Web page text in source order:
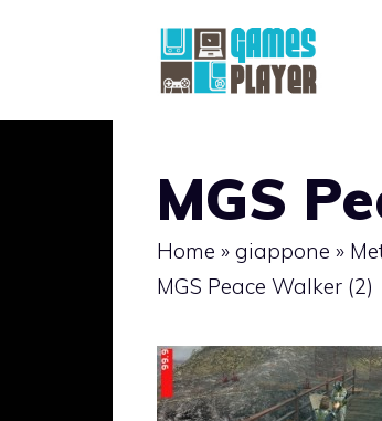
MGS
Home » giappone »
MGS Peace Walker (2)